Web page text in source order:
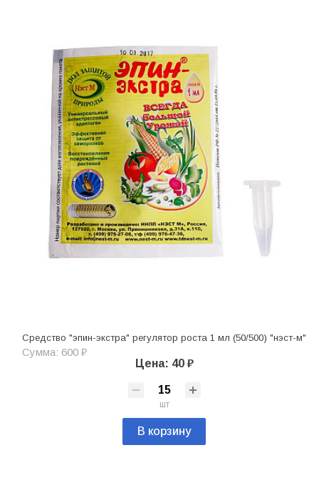
Средство "эпин-экстра" регулятор роста 1 мл (50/500) "нэст-м"
Сумма: 600 ₽
Цена: 40 ₽
шт
В корзину